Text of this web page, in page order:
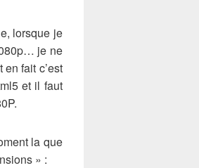
lorsque je
je ne
fait c’est
et il faut
la que
» :